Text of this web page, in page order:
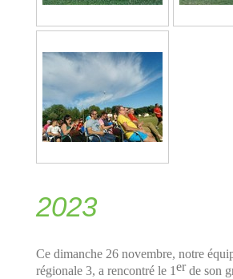
2023
Ce dimanche 26 novembre, notre
régionale 3, a rencontré le 1er de son